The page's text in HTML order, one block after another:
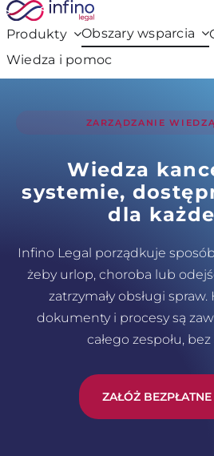
Przejdź
do
zawartości
Produkty Obszary wsparcia
Wiedza i pomoc
ZARZĄDZANIE
Wiedza
systemie,
dla
Infino Legal porządkuje
żeby urlop, choroba lub
zatrzymały obsługi spraw.
dokumenty i procesy są
całego zespołu,
ZAŁÓŻ